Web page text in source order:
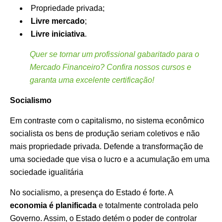
Propriedade privada;
Livre mercado;
Livre iniciativa.
Quer se tornar um profissional gabaritado para o
Mercado Financeiro? Confira nossos cursos e
garanta uma excelente certificação!
Socialismo
Em contraste com o capitalismo, no sistema econômico
socialista os bens de produção seriam coletivos e não
mais propriedade privada. Defende a transformação de
uma sociedade que visa o lucro e a acumulação em uma
sociedade igualitária
No socialismo, a presença do Estado é forte. A
economia é planificada e totalmente controlada pelo
Governo. Assim, o Estado detém o poder de controlar